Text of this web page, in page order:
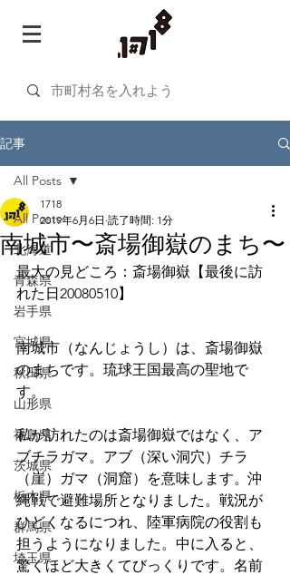
記事
All Posts
北海道
青森県
岩手県
宮城県
秋田県
山形県
福島県
茨城県
栃木県
群馬県
埼玉県
All Posts
南城市〜斎場御嶽のまち〜
1718
2019年6月6日 読了時間: 1分
最大の見どころ：斎場御嶽【最後に訪
れた日20080510】
南城市（なんじょうし）は、斎場御嶽
のまちです。琉球王国最高の聖地で
す。
私が訪れたのは斎場御嶽ではなく、ア
ブチラガマ。アブ（深い洞穴）チラ
（崖）ガマ（洞窟）を意味します。沖
縄戦で避難場所となりました。戦況が
ひどくなるにつれ、陸軍病院の役割も
担うようになりました。中に入ると、
驚くほど大きくてびっくりです。名前